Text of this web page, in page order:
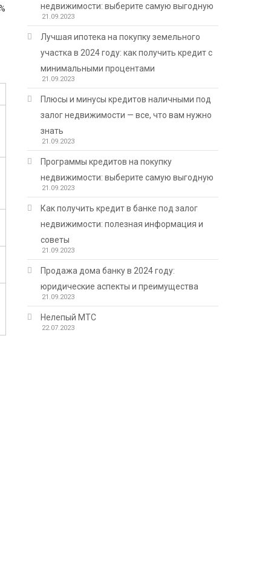
недвижимости: выберите самую выгодную
21.09.2023
Лучшая ипотека на покупку земельного
участка в 2024 году: как получить кредит с
минимальными процентами
21.09.2023
Плюсы и минусы кредитов наличными под
залог недвижимости — все, что вам нужно
знать
21.09.2023
Программы кредитов на покупку
недвижимости: выберите самую выгодную
21.09.2023
Как получить кредит в банке под залог
недвижимости: полезная информация и
советы
21.09.2023
Продажа дома банку в 2024 году:
юридические аспекты и преимущества
21.09.2023
Нелепый МТС
22.07.2023